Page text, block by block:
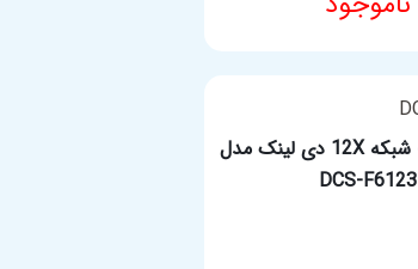
مشخصات فنی محصول
دوربین تحت شبکه 12X دی لینک مدل
DCS-F6123